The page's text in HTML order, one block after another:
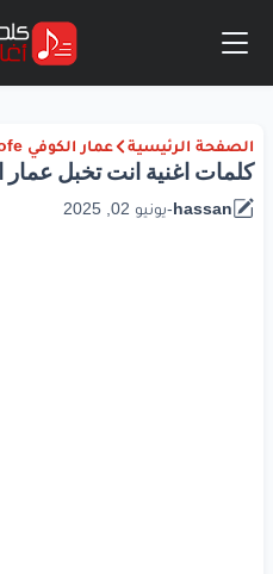
الصفحة الرئيسية عمار الكوفي Ammar Alkoofe
كلمات اغنية انت تخبل عمار
hassan
-يونيو 02, 2025